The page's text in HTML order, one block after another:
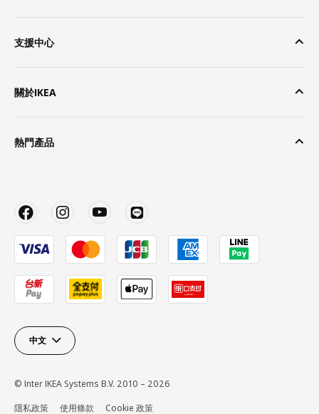
支援中心
關於IKEA
熱門產品
中文
© Inter IKEA Systems B.V. 2010 – 2026
隱私政策
使用條款 Cookie 政策